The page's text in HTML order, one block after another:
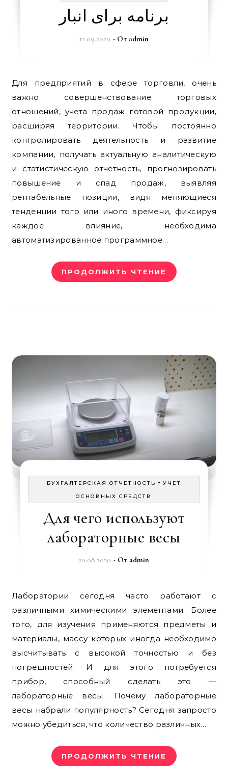
برنامه برای انبار
12.09.2020 - От admin
Для предприятий в сфере торговли, очень
важно совершенствование торговых
отношений, учета продаж готовой продукции,
расширяя территории. Чтобы постоянно
контролировать деятельность и развитие
компании, получать актуальную аналитическую
и статистическую отчетность, прогнозировать
повышение и спад продаж, выявляя
рентабельные позиции, видя меняющиеся
тенденции того или иного времени, фиксируя
каждое влияние, необходима
автоматизированное программное…
ПРОДОЛЖИТЬ ЧТЕНИЕ
БУХГАЛТЕРСКАЯ ОТЧЕТНОСТЬ - УЧЕТ
ОСНОВНЫХ СРЕДСТВ
Для чего используют
лабораторные весы
20.08.2020 - От admin
Лаборатории сегодня часто работают с
различными химическими элементами. Более
того, для изучения применяются предметы и
материалы, массу которых иногда необходимо
высчитывать с высокой точностью и без
погрешностей. И для этого потребуется
прибор, способный сделать это —
лабораторные весы. Почему лабораторные
весы набрали популярность? Сегодня запросто
можно убедиться, что количество различных…
ПРОДОЛЖИТЬ ЧТЕНИЕ